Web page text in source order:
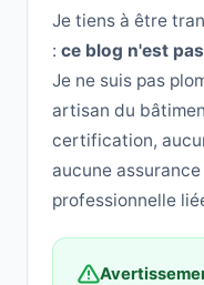
Je tiens à être
: ce blog n'est
Je ne suis pas
artisan du
certification,
aucune
professionnelle